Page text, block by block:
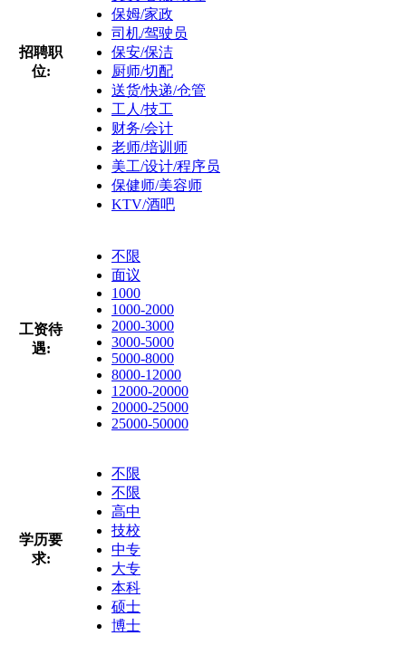
招聘职
位:
保姆/家政
司机/驾驶员
保安/保洁
厨师/切配
送货/快递/仓管
工人/技工
财务/会计
老师/培训师
美工/设计/程序员
保健师/美容师
KTV/酒吧
工资待
遇:
不限
面议
1000
1000-2000
2000-3000
3000-5000
5000-8000
8000-12000
12000-20000
20000-25000
25000-50000
学历要
求:
不限
不限
高中
技校
中专
大专
本科
硕士
博士